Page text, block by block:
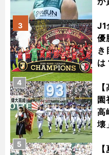
J1
優
き
は
3
園
高
壊
4
5